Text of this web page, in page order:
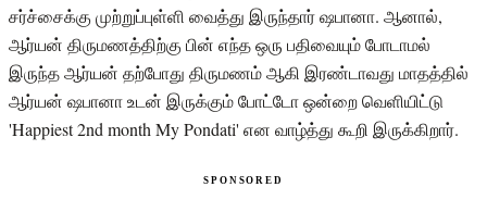
சர்ச்சைக்கு முற்றுப்புள்ளி வைத்து இருந்தார் ஷபானா. ஆனால்,
ஆர்யன் திருமணத்திற்கு பின் எந்த ஒரு பதிவையும் போடாமல்
இருந்த ஆர்யன் தற்போது திருமணம் ஆகி இரண்டாவது மாதத்தில்
ஆர்யன் ஷபானா உடன் இருக்கும் போட்டோ ஒன்றை வெளியிட்டு
'Happiest 2nd month My Pondati' என வாழ்த்து கூறி இருக்கிறார்.